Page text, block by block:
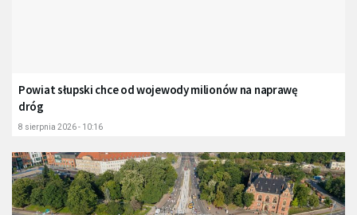
Powiat słupski chce od wojewody milionów na naprawę
dróg
8 sierpnia 2026 - 10:16